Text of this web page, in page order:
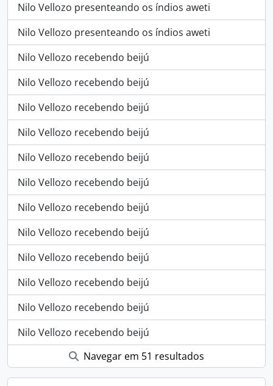
Nilo Vellozo presenteando os índios aweti
Nilo Vellozo presenteando os índios aweti
Nilo Vellozo recebendo beijú
Nilo Vellozo recebendo beijú
Nilo Vellozo recebendo beijú
Nilo Vellozo recebendo beijú
Nilo Vellozo recebendo beijú
Nilo Vellozo recebendo beijú
Nilo Vellozo recebendo beijú
Nilo Vellozo recebendo beijú
Nilo Vellozo recebendo beijú
Nilo Vellozo recebendo beijú
Nilo Vellozo recebendo beijú
Nilo Vellozo recebendo beijú
Navegar em 51 resultados